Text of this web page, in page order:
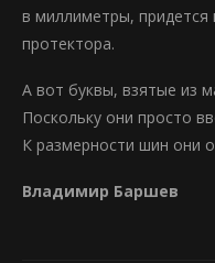
в миллиметры,
протектора.
А вот буквы, взятые из
Поскольку они просто
К размерности шин они
Владимир Баршев